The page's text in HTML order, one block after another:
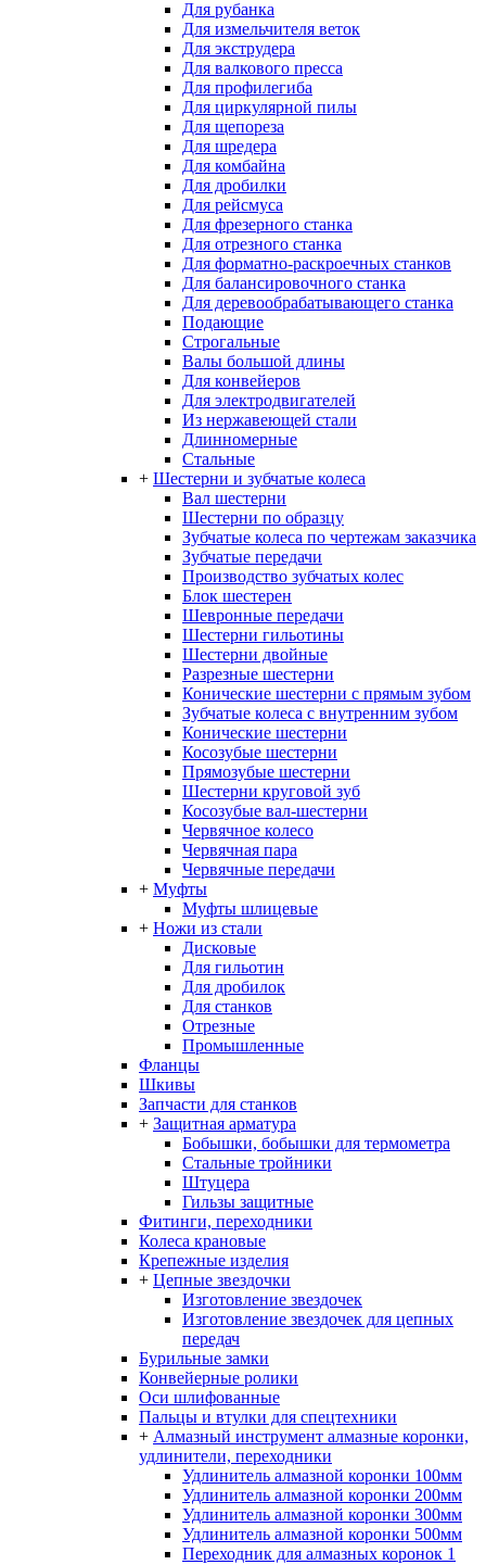
Для рубанка
Для измельчителя веток
Для экструдера
Для валкового пресса
Для профилегиба
Для циркулярной пилы
Для щепореза
Для шредера
Для комбайна
Для дробилки
Для рейсмуса
Для фрезерного станка
Для отрезного станка
Для форматно-раскроечных станков
Для балансировочного станка
Для деревообрабатывающего станка
Подающие
Строгальные
Валы большой длины
Для конвейеров
Для электродвигателей
Из нержавеющей стали
Длинномерные
Стальные
+ Шестерни и зубчатые колеса
Вал шестерни
Шестерни по образцу
Зубчатые колеса по чертежам заказчика
Зубчатые передачи
Производство зубчатых колес
Блок шестерен
Шевронные передачи
Шестерни гильотины
Шестерни двойные
Разрезные шестерни
Конические шестерни с прямым зубом
Зубчатые колеса с внутренним зубом
Конические шестерни
Косозубые шестерни
Прямозубые шестерни
Шестерни круговой зуб
Косозубые вал-шестерни
Червячное колесо
Червячная пара
Червячные передачи
+ Муфты
Муфты шлицевые
+ Ножи из стали
Дисковые
Для гильотин
Для дробилок
Для станков
Отрезные
Промышленные
Фланцы
Шкивы
Запчасти для станков
+ Защитная арматура
Бобышки, бобышки для термометра
Стальные тройники
Штуцера
Гильзы защитные
Фитинги, переходники
Колеса крановые
Крепежные изделия
+ Цепные звездочки
Изготовление звездочек
Изготовление звездочек для цепных
передач
Бурильные замки
Конвейерные ролики
Оси шлифованные
Пальцы и втулки для спецтехники
+ Алмазный инструмент алмазные коронки,
удлинители, переходники
Удлинитель алмазной коронки 100мм
Удлинитель алмазной коронки 200мм
Удлинитель алмазной коронки 300мм
Удлинитель алмазной коронки 500мм
Переходник для алмазных коронок 1